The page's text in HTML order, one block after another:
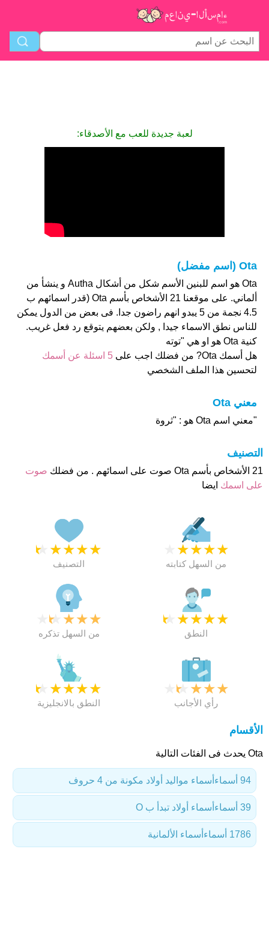
لعبة جديدة للعب مع الأصدقاء:
Ota (اسم مفضل)
Ota هو اسم للبنين الأسم شكل من أشكال Autha و ينشأ من
ألماني. على موقعنا 21 الأشخاص بأسم Ota (قدر اسمائهم ب
4.5 نجمة من 5 يبدو انهم راضون جدا. فى بعض من الدول يمكن
للناس نطق الاسماء جيدا , ولكن بعضهم يتوقع رد فعل غريب.
كنية Ota هو او هي "توته
هل أسمك Ota? من فضلك اجب على
5 اسئلة عن أسمك
لتحسين هذا الملف الشخصي
معني Ota
"معني اسم Ota هو : "ثروة
التصنيف
21 الأشخاص بأسم Ota صوت على اسمائهم . من فضلك
صوت
على اسمك ايضا
★
★
★
★
★
التصنيف
★
★
★
★
من السهل كتابته
★
★
★
★
من السهل تذكره
★
★
★
★
★
النطق
★
★
★
★
★
النطق بالانجليزية
★
★
★
★
رأي الأجانب
الأقسام
Ota يحدث فى الفئات التالية
أسماء مواليد أولاد مكونة من 4 حروف 94 أسماء
أسماء أولاد تبدأ ب O 39 أسماء
أسماء الألمانية 1786 أسماء